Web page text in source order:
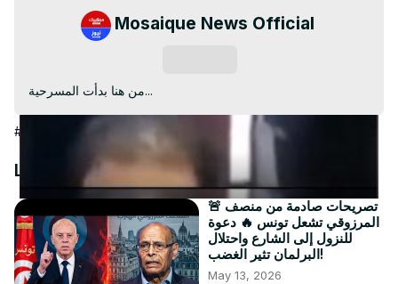
Video
Mosaique News Official
من هنا بدأت المسرحية...
#People & Society
Latest Videos
🚨 تصريحات صادمة من منصف
المرزوقي تشعل تونس 🔥 دعوة
للنزول إلى الشارع واحتلال
البرلمان تثير الغضب!
May 13, 2026